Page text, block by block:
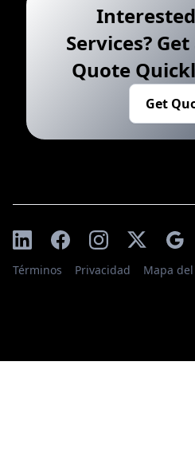
Services?
Quote
Get
Términos Privacidad Mapa